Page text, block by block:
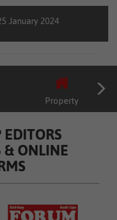
January 2024
Property
EDITORS
& ONLINE